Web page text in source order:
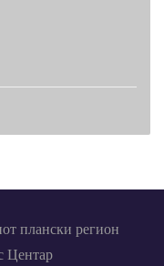
плански регион
Центар